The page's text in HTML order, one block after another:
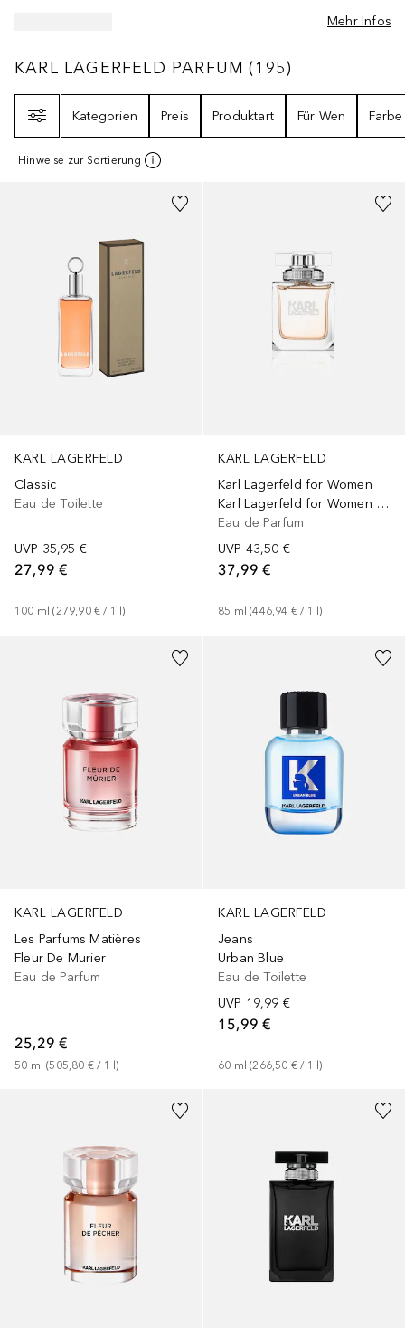
Mehr Infos
KARL LAGERFELD PARFUM 195
KARL LAGERFELD PARFUM (195)
Kategorien
Preis Produktart Für Wen Farbe
Hinweise zur Sortierung
KARL LAGERFELD
Classic
Eau de Toilette
UVP 35,95 €
27,99 €
100 ml (279,90 € / 1 l)
Größe
KARL LAGERFELD
Karl Lagerfeld for Women
Karl Lagerfeld for Women Eau de Parfum
Eau de Parfum
UVP 43,50 €
37,99 €
85 ml (446,94 € / 1 l)
KARL LAGERFELD
Les Parfums Matières
Fleur De Murier
Eau de Parfum
25,29 €
50 ml (505,80 € / 1 l)
1 Größe
KARL LAGERFELD
Jeans
Urban Blue
Eau de Toilette
UVP 19,99 €
15,99 €
60 ml (266,50 € / 1 l)
1Größe
1Größe